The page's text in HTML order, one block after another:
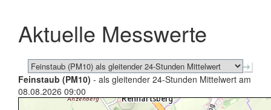
schließen
Aktuelle Messwerte
Feinstaub (PM10) - als gleitender 24-Stunden Mittelwert am
08.08.2026 09:00